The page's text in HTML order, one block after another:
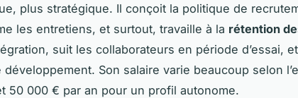
plus stratégique. Il conçoit la politique de
les entretiens, et surtout, travaille à la rétention
suit les collaborateurs en période d’essai,
Son salaire varie beaucoup selon
50 000 € par an pour un profil autonome.